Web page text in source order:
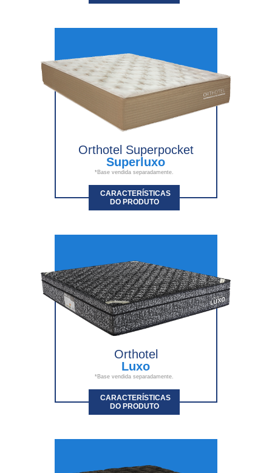
Orthotel Superpocket
Superluxo
*Base vendida separadamente.
CARACTERÍSTICAS
DO PRODUTO
Orthotel
Luxo
*Base vendida separadamente.
CARACTERÍSTICAS
DO PRODUTO